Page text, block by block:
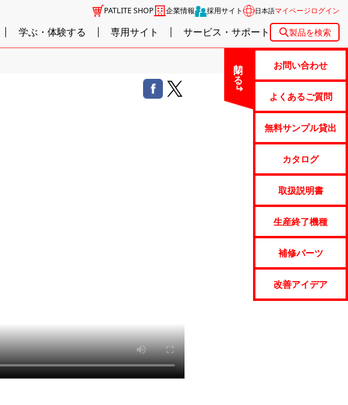
PATLITE SHOP 企業情報 採用サイト 日本語マイページログイン
学ぶ・体験する 専用サイト サービス・サポート 製品を検索
閉じる お問い合わせ
よくあるご質問
無料サンプル貸出
カタログ
取扱説明書
生産終了機種
補修パーツ
改善アイデア